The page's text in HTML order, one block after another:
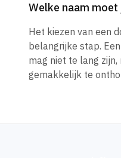
Welke naam moet
Het kiezen van een
belangrijke stap.
mag niet te lang
gemakkelijk te